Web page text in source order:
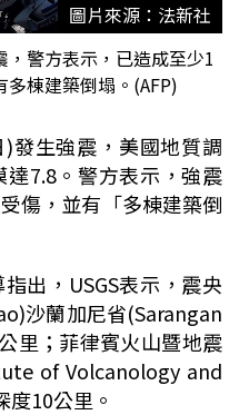
圖片來源：法新社
警方表示，已造成至少1
棟建築倒塌。(AFP)
發生強震，美國地質調
達7.8。警方表示，強震
傷，並有「多棟建築倒
出，USGS表示，震央
沙蘭加尼省(Sarangan
里；菲律賓火山暨地震
of Volcanology and
10公里。